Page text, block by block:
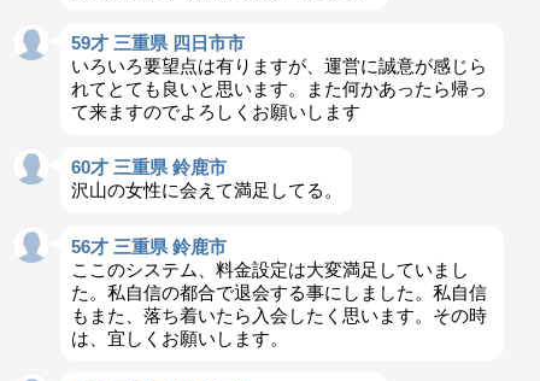
59才 三重県 四日市市
いろいろ要望点は有りますが、運営に誠意が感じら
れてとても良いと思います。また何かあったら帰っ
て来ますのでよろしくお願いします
60才 三重県 鈴鹿市
沢山の女性に会えて満足してる。
56才 三重県 鈴鹿市
ここのシステム、料金設定は大変満足していまし
た。私自信の都合で退会する事にしました。私自信
もまた、落ち着いたら入会したく思います。その時
は、宜しくお願いします。